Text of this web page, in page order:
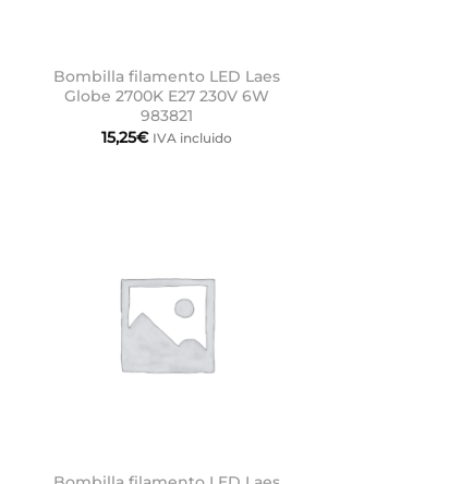
Bombilla filamento LED Laes
Globe 2700K E27 230V 6W
983821
15,25€ IVA incluido